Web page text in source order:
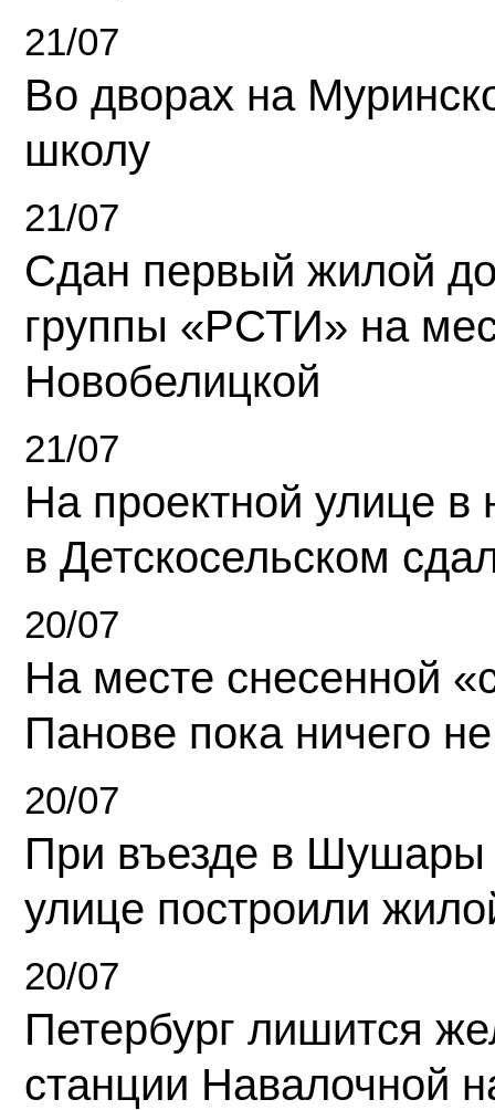
21/07
Во дворах на
школу
21/07
Сдан первый жилой
группы «РСТИ» на
Новобелицкой
21/07
На проектной улице
в Детскосельском
20/07
На месте снесенной
Панове пока ничего
20/07
При въезде в Шушары
улице построили
20/07
Петербург лишится
станции Навалочной